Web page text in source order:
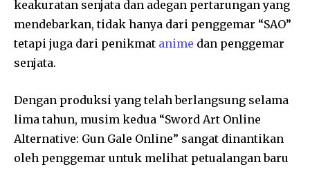
keakuratan senjata dan adegan pertarungan yang
mendebarkan, tidak hanya dari penggemar “SAO”
tetapi juga dari penikmat anime dan penggemar
senjata.
Dengan produksi yang telah berlangsung selama
lima tahun, musim kedua “Sword Art Online
Alternative: Gun Gale Online” sangat dinantikan
oleh penggemar untuk melihat petualangan baru